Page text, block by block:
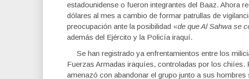
estadounidense o fueron integrantes del Baaz. Ahora
dólares al mes a cambio de formar patrullas de
preocupación ante la posibilidad «de que Al Sahwa se
además del Ejército y la Policía iraquí.
Se han registrado ya enfrentamientos entre los
Fuerzas Armadas iraquíes, controladas por los chiíes.
amenazó con abandonar el grupo junto a sus